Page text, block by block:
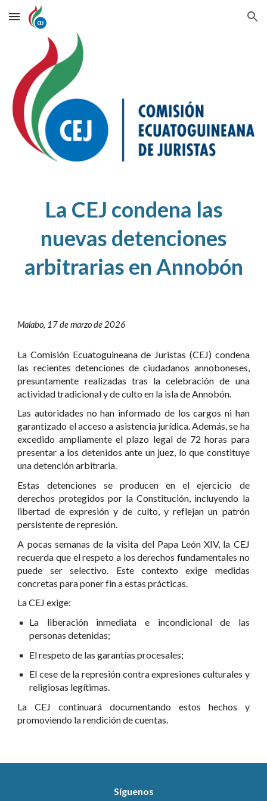
Skip to main content Skip to navigation
La CEJ condena las
nuevas detenciones
arbitrarias en Annobón
Malabo, 17 de marzo de 2026
La Comisión Ecuatoguineana de Juristas (CEJ) condena
las recientes detenciones de ciudadanos annoboneses,
presuntamente realizadas tras la celebración de una
actividad tradicional y de culto en la isla de Annobón.
Las autoridades no han informado de los cargos ni han
garantizado el acceso a asistencia jurídica. Además, se ha
excedido ampliamente el plazo legal de 72 horas para
presentar a los detenidos ante un juez, lo que constituye
una detención arbitraria.
Estas detenciones se producen en el ejercicio de
derechos protegidos por la Constitución, incluyendo la
libertad de expresión y de culto, y reflejan un patrón
persistente de represión.
A pocas semanas de la visita del Papa León XIV, la CEJ
recuerda que el respeto a los derechos fundamentales no
puede ser selectivo. Este contexto exige medidas
concretas para poner fin a estas prácticas.
La CEJ exige:
La liberación inmediata e incondicional de las
personas detenidas;
El respeto de las garantías procesales;
El cese de la represión contra expresiones culturales y
religiosas legítimas.
La CEJ continuará documentando estos hechos y
promoviendo la rendición de cuentas.
Síguenos